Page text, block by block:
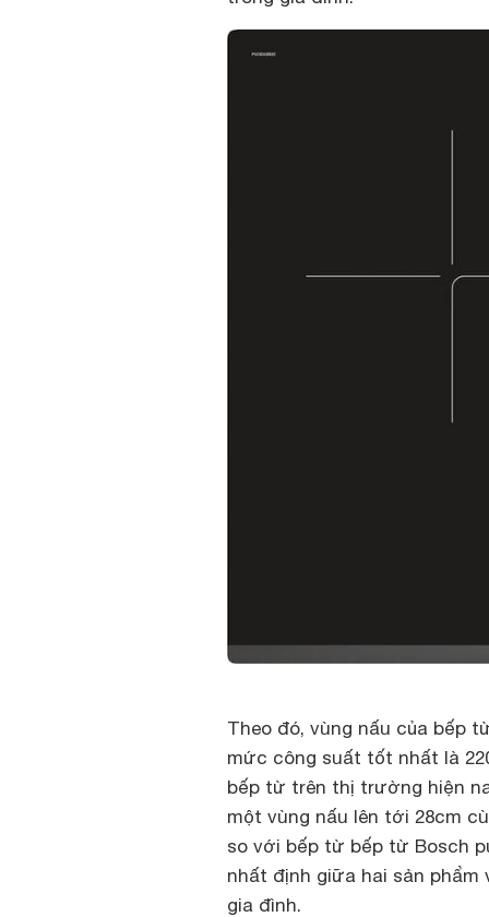
Theo đó, vùng nấu của bếp
mức công suất tốt nhất là
bếp từ trên thị trường hiện
một vùng nấu lên tới 28cm
so với bếp từ bếp từ Bosch
nhất định giữa hai sản
gia đình.